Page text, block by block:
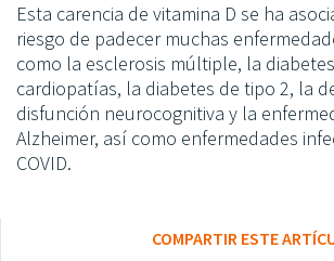
Esta carencia de vitamina D se ha
riesgo de padecer muchas
como la esclerosis múltiple, la
cardiopatías, la diabetes de tipo 2, la
disfunción neurocognitiva y la
Alzheimer, así como enfermedades
COVID.
COMPARTIR ESTE